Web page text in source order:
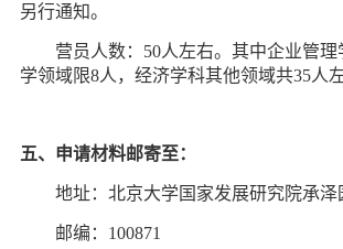
另行通知。
营员人数：50人左右。其中企业管理
学领域限8人，经济学科其他领域共35人左
五、申请材料邮寄至：
地址：北京大学国家发展研究院承泽
邮编：100871